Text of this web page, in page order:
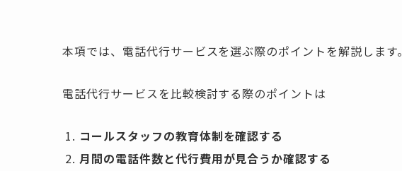
本項では、電話代行サービスを選ぶ際のポイントを解説します。
電話代行サービスを比較検討する際のポイントは
コールスタッフの教育体制を確認する
月間の電話件数と代行費用が見合うか確認する